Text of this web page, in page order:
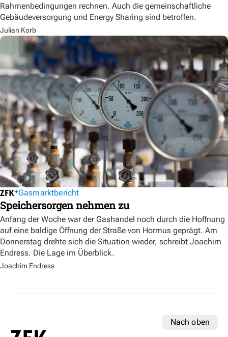
Rahmenbedingungen rechnen. Auch die gemeinschaftliche
Gebäudeversorgung und Energy Sharing sind betroffen.
Julian Korb
Gasmarktbericht
Speichersorgen nehmen zu
Anfang der Woche war der Gashandel noch durch die Hoffnung
auf eine baldige Öffnung der Straße von Hormus geprägt. Am
Donnerstag drehte sich die Situation wieder, schreibt Joachim
Endress. Die Lage im Überblick.
Joachim Endress
Nach oben